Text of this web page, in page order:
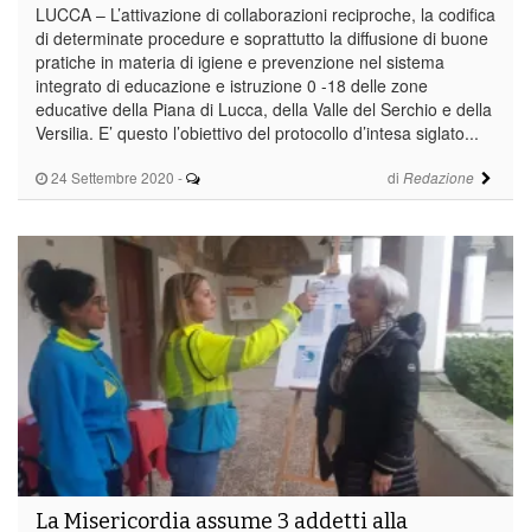
24 Settembre 2020 - di Redazione
LUCCA – L’attivazione di collaborazioni reciproche, la codifica
di determinate procedure e soprattutto la diffusione di buone
pratiche in materia di igiene e prevenzione nel sistema
integrato di educazione e istruzione 0 -18 delle zone
educative della Piana di Lucca, della Valle del Serchio e della
Versilia. E’ questo l’obiettivo del protocollo d’intesa siglato...
La Misericordia assume 3 addetti alla